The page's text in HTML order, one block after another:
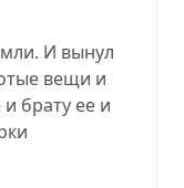
. И вынул
вещи и
брату ее и